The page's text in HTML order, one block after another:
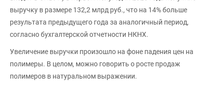
выручку в размере 132,2 млрд руб., что на 14% больше
результата предыдущего года за аналогичный период,
согласно бухгалтерской отчетности НКНХ.
Увеличение выручки произошло на фоне падения цен на
полимеры. В целом, можно говорить о росте продаж
полимеров в натуральном выражении.